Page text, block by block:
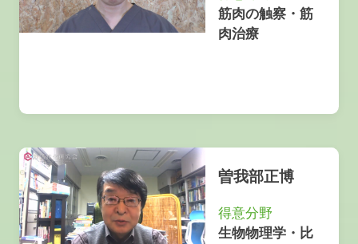
筋肉の触察・筋
肉治療
曽我部正博
得意分野
生物物理学・比